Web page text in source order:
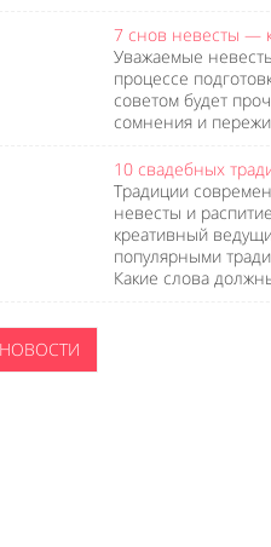
7 снов невесты —
Уважаемые
процессе
советом будет
сомнения и
10 свадебных
Традиции
невесты и
креативный
популярными
Какие слова